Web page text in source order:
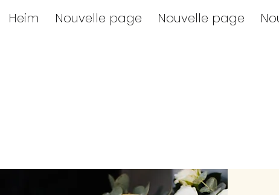
Heim Nouvelle page Nouvelle page